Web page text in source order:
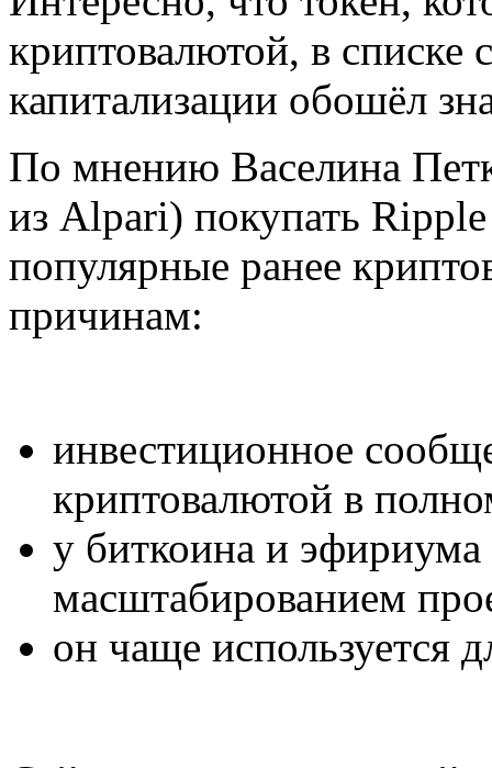
криптовалютой, в
капитализации обошёл
По мнению Васелина
из Alpari) покупать
популярные ранее
причинам:
инвестиционное
криптовалютой в
у биткоина и
масштабированием
он чаще используется